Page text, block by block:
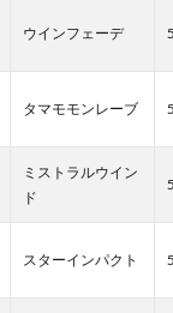
ウインフェーデ
タマモモンレーブ
ミストラルウイン
ド
スターインパクト